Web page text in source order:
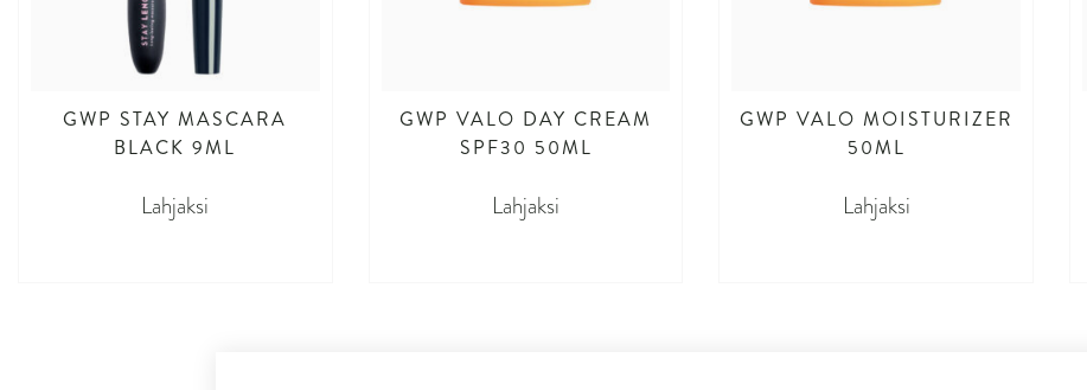
GWP STAY MASCARA
BLACK 9ML
Lahjaksi
GWP VALO DAY CREAM
SPF30 50ML
Lahjaksi
GWP VALO MOISTURIZER
50ML
Lahjaksi